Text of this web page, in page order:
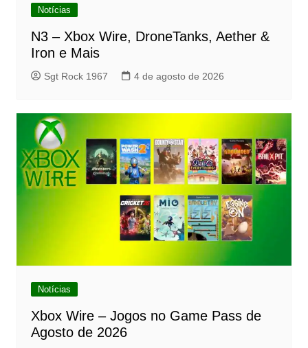
Notícias
N3 – Xbox Wire, DroneTanks, Aether &
Iron e Mais
Sgt Rock 1967 4 de agosto de 2026
Notícias
Xbox Wire – Jogos no Game Pass de
Agosto de 2026